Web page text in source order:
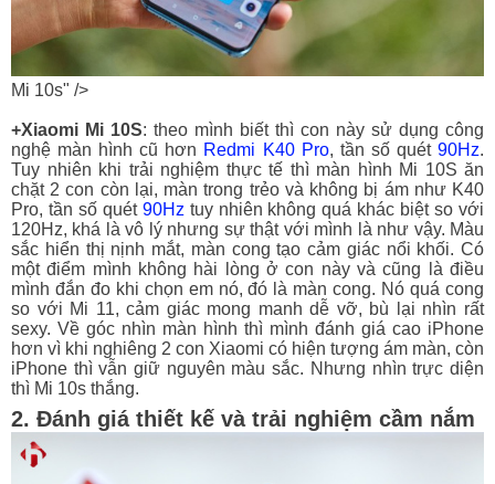
Mi 10s" />
+Xiaomi Mi 10S: theo mình biết thì con này sử dụng công
nghệ màn hình cũ hơn Redmi K40 Pro, tần số quét90Hz.
Tuy nhiên khi trải nghiệm thực tế thì màn hình Mi 10S ăn
chặt 2 con còn lại, màn trong trẻo và không bị ám như K40
Pro, tần số quét 90Hz tuy nhiên không quá khác biệt so với
120Hz, khá là vô lý nhưng sự thật với mình là như vậy. Màu
sắc hiển thị nịnh mắt, màn cong tạo cảm giác nổi khối. Có
một điểm mình không hài lòng ở con này và cũng là điều
mình đắn đo khi chọn em nó, đó là màn cong. Nó quá cong
so với Mi 11, cảm giác mong manh dễ vỡ, bù lại nhìn rất
sexy. Về góc nhìn màn hình thì mình đánh giá cao iPhone
hơn vì khi nghiêng 2 con Xiaomi có hiện tượng ám màn, còn
iPhone thì vẫn giữ nguyên màu sắc. Nhưng nhìn trực diện
thì Mi 10s thắng.
2. Đánh giá thiết kế và trải nghiệm cầm nắm